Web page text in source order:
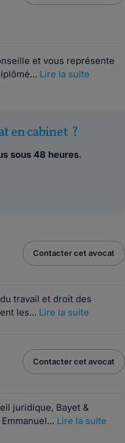
et vous représente
Lire la suite
en cabinet ?
sous 48 heures.
Contacter cet avocat
travail et droit des
les... Lire la suite
Contacter cet avocat
juridique, Bayet &
Lire la suite